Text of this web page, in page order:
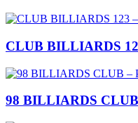
CLUB BILLIARDS
98 BILLIARDS